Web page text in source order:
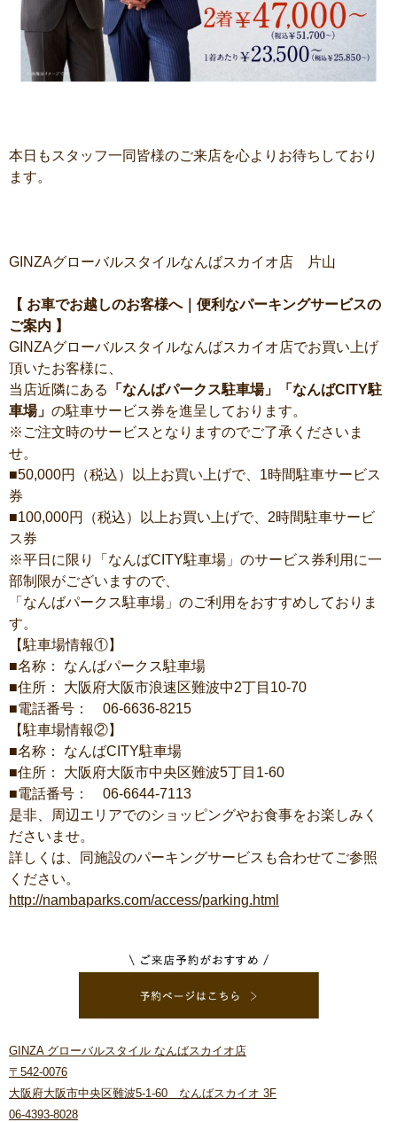
本日もスタッフ一同皆様のご来店を心よりお待ちしており
ます。
GINZAグローバルスタイルなんばスカイオ店 片山
【 お車でお越しのお客様へ｜便利なパーキングサービスの
ご案内 】
GINZAグローバルスタイルなんばスカイオ店でお買い上げ
頂いたお客様に、
当店近隣にある
「なんばパークス駐車場」「なんばCITY駐
車場」 の駐車サービス券を進呈しております。
※ご注文時のサービスとなりますのでご了承くださいま
せ。
■50,000円（税込）以上お買い上げで、1時間駐車サービス
券
■100,000円（税込）以上お買い上げで、2時間駐車サービ
ス券
※平日に限り「なんばCITY駐車場」のサービス券利用に一
部制限がございますので、
「なんばパークス駐車場」のご利用をおすすめしておりま
す。
【駐車場情報①】
■名称： なんばパークス駐車場
■住所： 大阪府大阪市浪速区難波中2丁目10-70
■電話番号： 06-6636-8215
【駐車場情報②】
■名称： なんばCITY駐車場
■住所： 大阪府大阪市中央区難波5丁目1-60
■電話番号： 06-6644-7113
是非、周辺エリアでのショッピングやお食事をお楽しみく
ださいませ。
詳しくは、同施設のパーキングサービスも合わせてご参照
ください。
http://nambaparks.com/access/parking.html
GINZA グローバルスタイル なんばスカイオ店
〒542-0076
大阪府大阪市中央区難波5-1-60 なんばスカイオ 3F
06-4393-8028